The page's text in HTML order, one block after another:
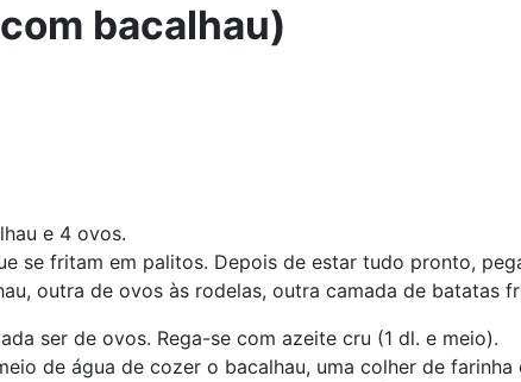
bacalhau)
e 4 ovos.
se fritam em palitos. Depois de estar tudo pronto,
outra de ovos às rodelas, outra camada de batatas
ser de ovos. Rega-se com azeite cru (1 dl. e meio).
de água de cozer o bacalhau, uma colher de